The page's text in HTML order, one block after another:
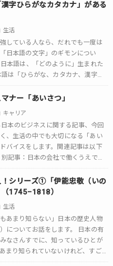
字ひらがなカタカナ」がある
生活
している人なら、だれでも一度は
日本語の文字」のギモンについ
本語は、「どのように」生まれた
は「ひらがな、カタカナ、漢字」
。最近ではアルファベット（A […]
ナー「あいさつ」
キャリア
本のビジネスに関する記事、今回
、生活の中でも大切になる「あい
バイスをします。関連記事は以下
記事：日本の会社で働くうえで
０のこと」カテゴリー：仕 […]
！シリーズ①「伊能忠敬（いの
1745–1818）
生活
あまり知らない」日本の歴史人物
についてお話をします。 日本の有
なさんすでに、知っているひとが
まり知られていないけれど、すごい
す。 伊能忠敬（1745– […]